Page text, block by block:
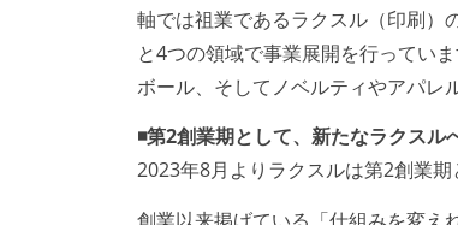
軸では祖業であるラクスル（印刷）
と4つの領域で事業展開を行ってい
ボール、そしてノベルティやアパレ
◾️第2創業期として、新たなラクスル
2023年8月よりラクスルは第2創業期